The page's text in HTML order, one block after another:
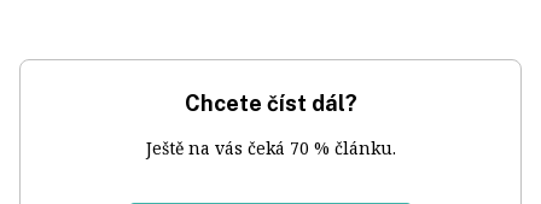
Chcete číst dál?
Ještě na vás čeká 70 % článku.